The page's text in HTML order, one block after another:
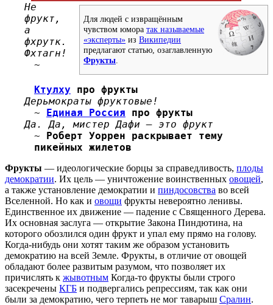
Для людей с извращённым
чувством юмора так называемые
«эксперты» из Википедии
предлагают статью, озаглавленную
Фрукты
Не
фрукт,
а
фхрутк.
Фхтагн!
~
Ктулху про фрукты
Дерьмократы фруктовые!
~ Единая Россия про фрукты
Да. Да, мистер Дафи — это фрукт
~ Роберт Уоррен раскрывает тему
пикейных жилетов
Фрукты — идеологические борцы за справедливость, плоды
демократии. Их цель — уничтожение воинственных овощей,
а также установление демократии и пиндосовства во всей
Вселенной. Но как и овощи фрукты невероятно ленивы.
Единственное их движение — падение с Священного Дерева.
Их основная заслуга — открытие Закона Пиндютина, на
которого обозлился один фрукт и упал ему прямо на голову.
Когда-нибудь они хотят таким же образом установить
демократию на всей Земле. Фрукты, в отличие от овощей
обладают более развитым разумом, что позволяет их
причислять к жывотным Когда-то фрукты были строго
засекречены КГБ и подвергались репрессиям, так как они
были за демократию, чего терпеть не мог таварыш Сралин.